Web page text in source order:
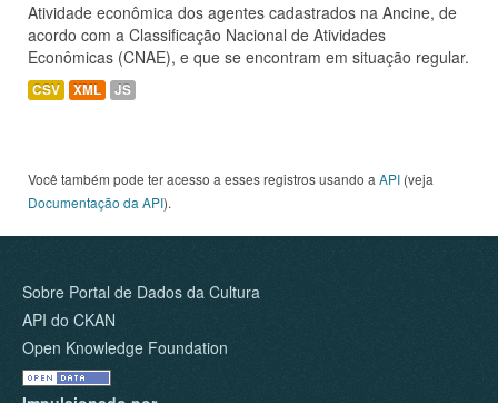
Atividade econômica dos agentes cadastrados na Ancine, de
acordo com a Classificação Nacional de Atividades
Econômicas (CNAE), e que se encontram em situação regular.
CSV XML JS
Você também pode ter acesso a esses registros usando a API (veja
Documentação da API).
Sobre Portal de Dados da Cultura
API do CKAN
Open Knowledge Foundation